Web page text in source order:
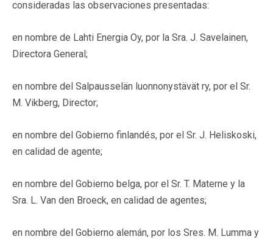
consideradas las observaciones presentadas:
en nombre de Lahti Energia Oy, por la Sra. J. Savelainen,
Directora General;
en nombre del Salpausselän luonnonystävät ry, por el Sr.
M. Vikberg, Director;
en nombre del Gobierno finlandés, por el Sr. J. Heliskoski,
en calidad de agente;
en nombre del Gobierno belga, por el Sr. T. Materne y la
Sra. L. Van den Broeck, en calidad de agentes;
en nombre del Gobierno alemán, por los Sres. M. Lumma y